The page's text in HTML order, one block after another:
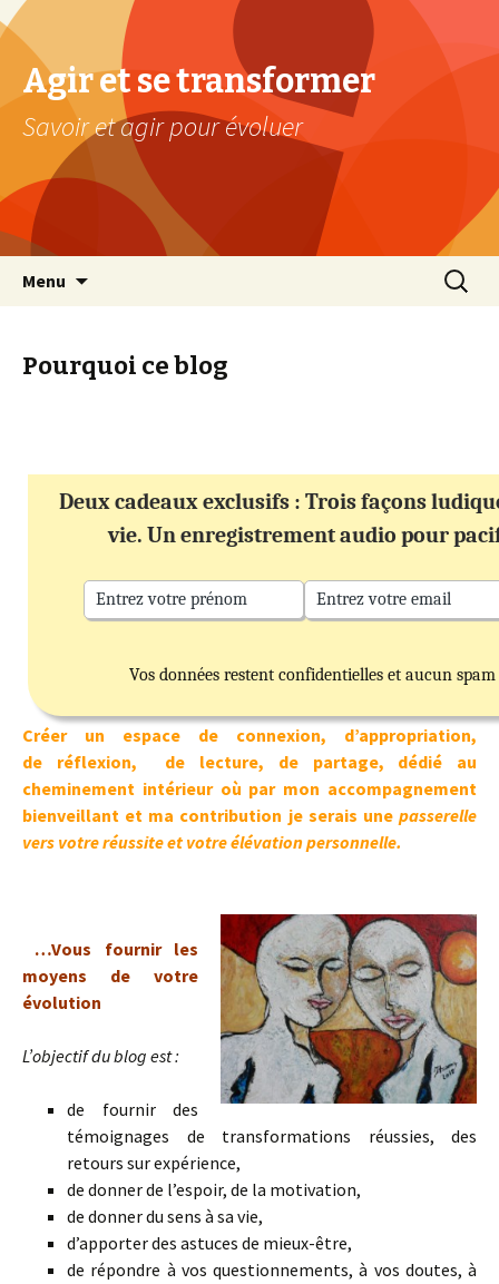
Agir et se transformer
Savoir et agir pour évoluer
Menu
Pourquoi ce blog
Deux cadeaux exclusifs : Trois façons
vie. Un enregistrement audio pour
Vos données restent confidentielles et aucun
Créer un espace de connexion, d’appropriation,
de réflexion, de lecture, de partage, dédié au
cheminement intérieur où par mon accompagnement
bienveillant et ma contribution je serais une passerelle
vers votre réussite et votre élévation personnelle.
…Vous fournir les
moyens de votre
évolution
L’objectif du blog est :
de fournir des
témoignages de transformations réussies, des
retours sur expérience,
de donner de l’espoir, de la motivation,
de donner du sens à sa vie,
d’apporter des astuces de mieux-être,
de répondre à vos questionnements, à vos doutes, à